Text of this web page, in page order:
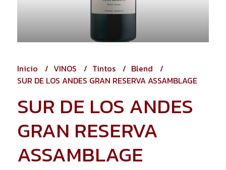
Inicio VINOS Tintos
Blend
SUR DE LOS ANDES GRAN RESERVA ASSAMBLAGE
SUR DE LOS ANDES
GRAN RESERVA
ASSAMBLAGE